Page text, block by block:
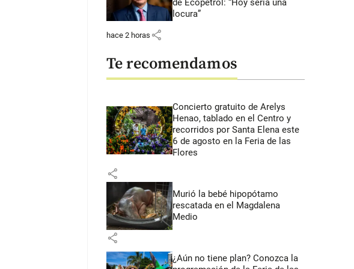
de Ecopetrol: “Hoy sería una
locura”
hace 2 horas share
Te recomendamos
Concierto gratuito de Arelys
Henao, tablado en el Centro y
recorridos por Santa Elena este
6 de agosto en la Feria de las
Flores
share
Murió la bebé hipopótamo
rescatada en el Magdalena
Medio
share
¿Aún no tiene plan? Conozca la